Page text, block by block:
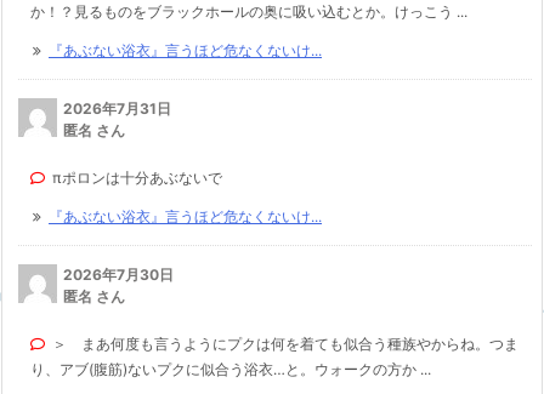
か！？見るものをブラックホールの奥に吸い込むとか。けっこう ...
『あぶない浴衣』言うほど危なくないけ...
2026年7月31日
匿名 さん
πポロンは十分あぶないで
『あぶない浴衣』言うほど危なくないけ...
2026年7月30日
匿名 さん
＞ まあ何度も言うようにプクは何を着ても似合う種族やからね。つま
り、アブ(腹筋)ないプクに似合う浴衣…と。ウォークの方か ...